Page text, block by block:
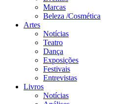
Marcas
Beleza /Cosmética
Artes
Notícias
Teatro
Dança
Exposições
Festivais
Entrevistas
Livros
Notícias